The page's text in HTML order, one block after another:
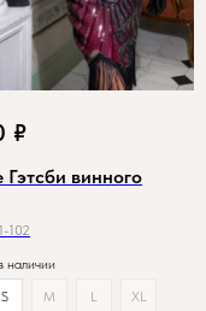
₽
Гэтсби винного
102
наличии
S M L XL